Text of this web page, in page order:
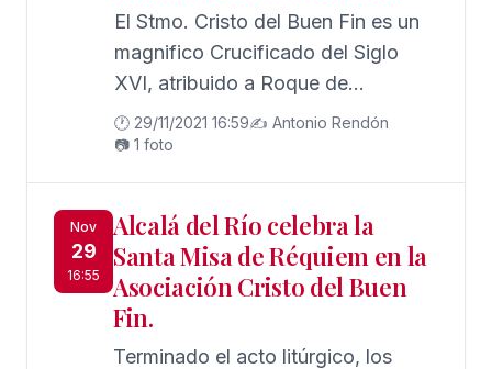
El Stmo. Cristo del Buen Fin es un
magnifico Crucificado del Siglo
XVI, atribuido a Roque de
Balduque.
🕐 29/11/2021 16:59✍️ Antonio Rendón
📷 1 foto
Nov
29
16:55
Alcalá del Río celebra la
Santa Misa de Réquiem en la
Asociación Cristo del Buen
Fin.
Terminado el acto litúrgico, los